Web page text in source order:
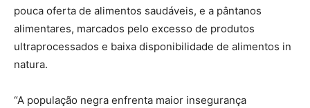
pouca oferta de alimentos saudáveis, e a pântanos
alimentares, marcados pelo excesso de produtos
ultraprocessados e baixa disponibilidade de alimentos in
natura.
“A população negra enfrenta maior insegurança